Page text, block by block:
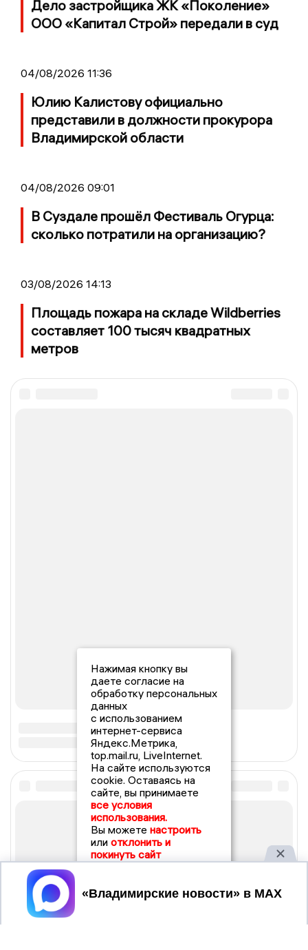
Дело застройщика ЖК «Поколение»
ООО «Капитал Строй» передали в суд
04/08/2026 11:36
Юлию Калистову официально
представили в должности прокурора
Владимирской области
04/08/2026 09:01
В Суздале прошёл Фестиваль Огурца:
сколько потратили на организацию?
03/08/2026 14:13
Площадь пожара на складе Wildberries
составляет 100 тысяч квадратных
метров
Нажимая кнопку вы
даете согласие на
обработку персональных
данных
с использованием
интернет-сервиса
Яндекс.Метрика,
top.mail.ru, LiveInternet.
На сайте используются
cookie. Оставаясь на
сайте, вы принимаете
все условия
использования.
Вы можете настроить
или отклонить и
покинуть сайт
Принять